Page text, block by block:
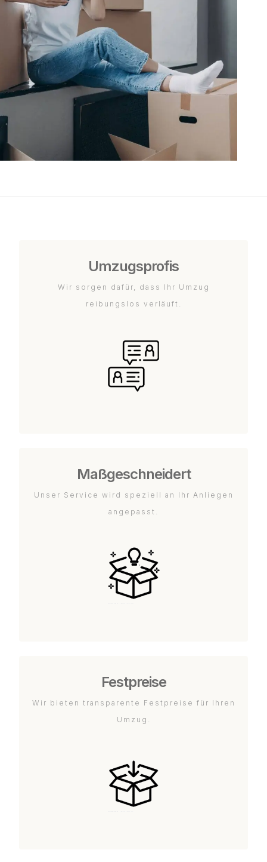
Umzugsprofis
Wir sorgen dafür, dass Ihr Umzug
reibungslos verläuft.
Maßgeschneidert
Unser Service wird speziell an Ihr Anliegen
angepasst.
Festpreise
Wir bieten transparente Festpreise für Ihren
Umzug.